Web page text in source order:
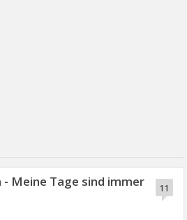
11
Meine Tage sind immer